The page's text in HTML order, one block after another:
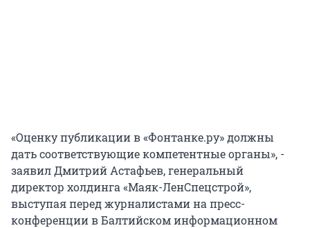
«Оценку публикации в «Фонтанке.ру» должны
дать соответствующие компетентные органы», -
заявил Дмитрий Астафьев, генеральный
директор холдинга «Маяк-ЛенСпецстрой»,
выступая перед журналистами на пресс-
конференции в Балтийском информационном